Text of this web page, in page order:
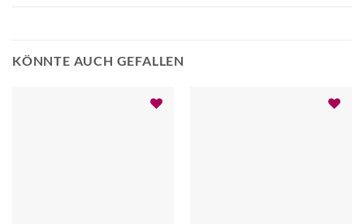
KÖNNTE AUCH GEFALLEN